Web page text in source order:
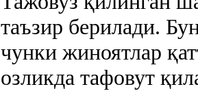
таъзир берилади.
чунки жиноятлар
озликда тафовут